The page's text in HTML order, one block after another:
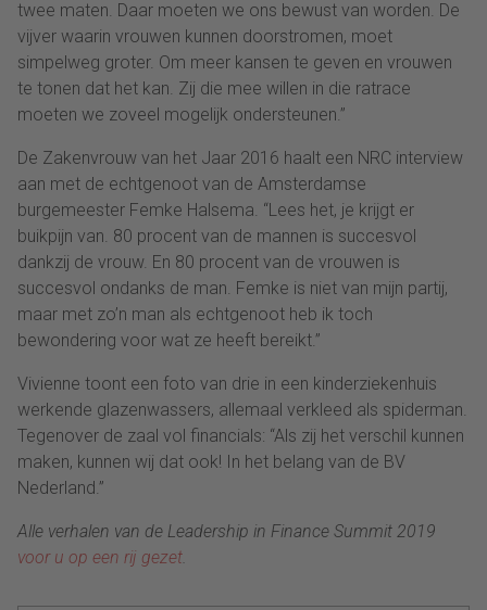
twee maten. Daar moeten we ons bewust van worden. De
vijver waarin vrouwen kunnen doorstromen, moet
simpelweg groter. Om meer kansen te geven en vrouwen
te tonen dat het kan. Zij die mee willen in die ratrace
moeten we zoveel mogelijk ondersteunen.”
De Zakenvrouw van het Jaar 2016 haalt een NRC interview
aan met de echtgenoot van de Amsterdamse
burgemeester Femke Halsema. “Lees het, je krijgt er
buikpijn van. 80 procent van de mannen is succesvol
dankzij de vrouw. En 80 procent van de vrouwen is
succesvol ondanks de man. Femke is niet van mijn partij,
maar met zo’n man als echtgenoot heb ik toch
bewondering voor wat ze heeft bereikt.”
Vivienne toont een foto van drie in een kinderziekenhuis
werkende glazenwassers, allemaal verkleed als spiderman.
Tegenover de zaal vol financials: “Als zij het verschil kunnen
maken, kunnen wij dat ook! In het belang van de BV
Nederland.”
Alle verhalen van de Leadership in Finance Summit 2019
voor u op een rij gezet